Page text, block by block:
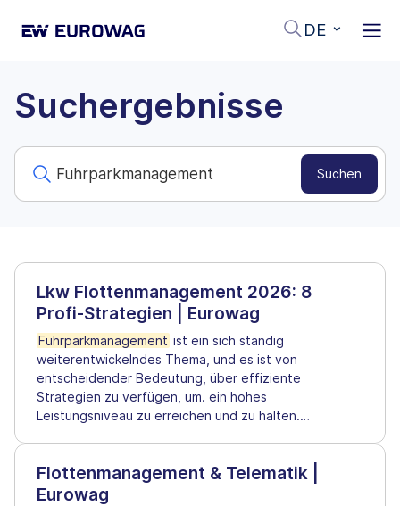
DE
Suchergebnisse
Lkw Flottenmanagement 2026: 8
Profi-Strategien | Eurowag
Fuhrparkmanagement ist ein sich ständig
weiterentwickelndes Thema, und es ist von
entscheidender Bedeutung, über effiziente
Strategien zu verfügen, um. ein hohes
Leistungsniveau zu erreichen und zu halten.…
Flottenmanagement & Telematik |
Eurowag